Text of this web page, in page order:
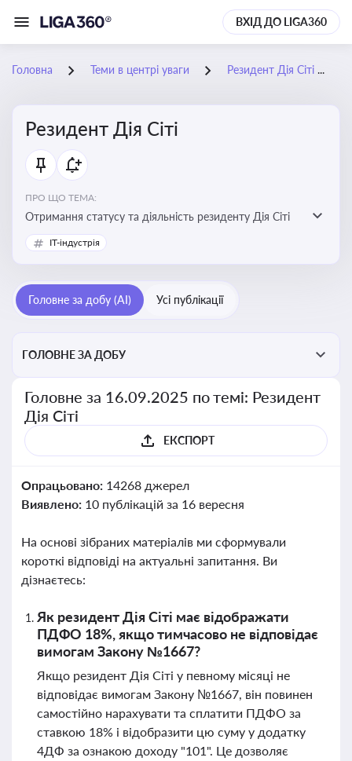
ВХІД ДО LIGA360
Головна Теми в центрі уваги Резидент Дія Сіті
Резидент Дія Сіті
ПРО ЩО ТЕМА:
Отримання статусу та діяльність резиденту Дія Сіті
IT-індустрія
Головне за добу (AI) Усі публікації
ГОЛОВНЕ ЗА ДОБУ
Головне за 16.09.2025 по темі: Резидент
Дія Сіті
ЕКСПОРТ
Опрацьовано: 14268 джерел
Виявлено: 10 публікацій за 16 вересня
На основі зібраних матеріалів ми сформували
короткі відповіді на актуальні запитання. Ви
дізнаєтесь:
Як резидент Дія Сіті має відображати
ПДФО 18%, якщо тимчасово не відповідає
вимогам Закону №1667?
Якщо резидент Дія Сіті у певному місяці не
відповідає вимогам Закону №1667, він повинен
самостійно нарахувати та сплатити ПДФО за
ставкою 18% і відобразити цю суму у додатку
4ДФ за ознакою доходу "101". Це дозволяє